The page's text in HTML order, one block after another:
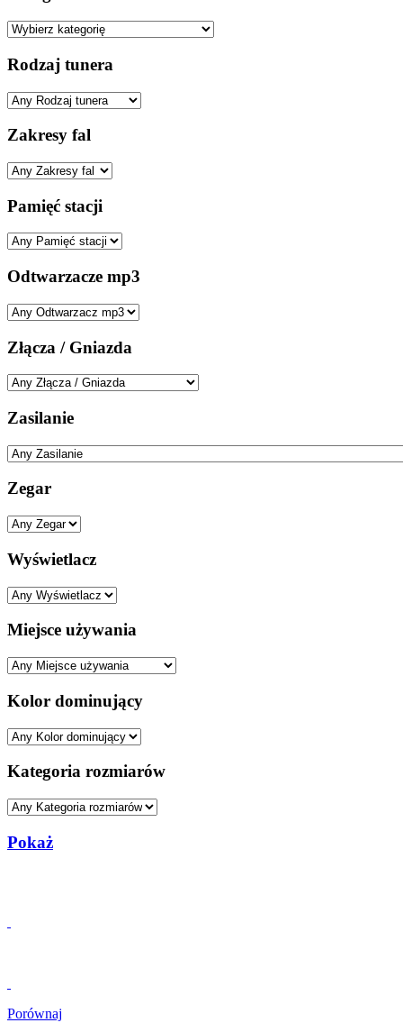
Rodzaj tunera
Zakresy fal
Pamięć stacji
Odtwarzacze mp3
Złącza / Gniazda
Zasilanie
Zegar
Wyświetlacz
Miejsce używania
Kolor dominujący
Kategoria rozmiarów
Pokaż
Porównaj